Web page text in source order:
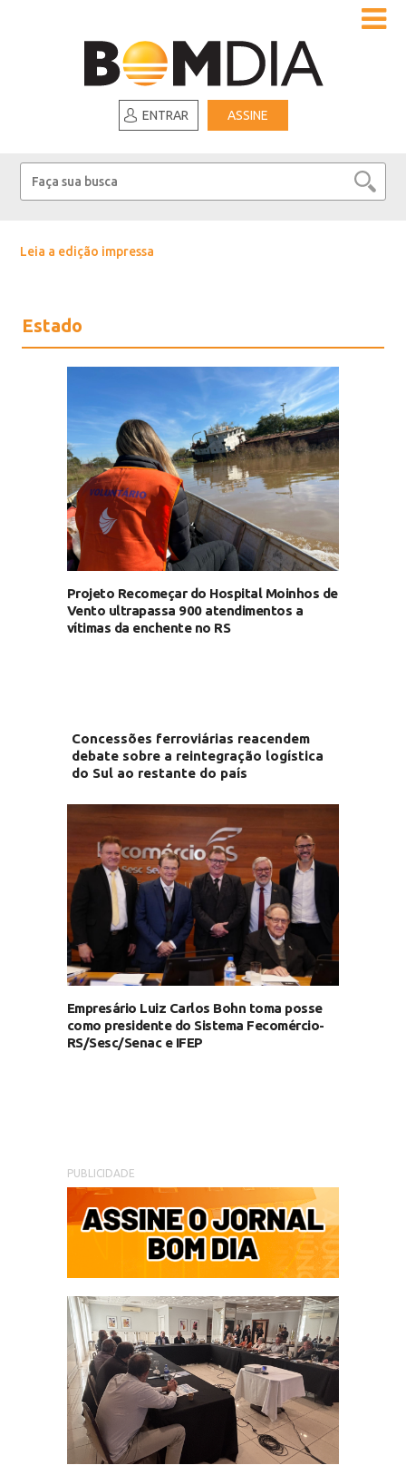
ENTRAR ASSINE
Leia a edição impressa
Estado
Projeto Recomeçar do Hospital Moinhos de
Vento ultrapassa 900 atendimentos a
vítimas da enchente no RS
Concessões ferroviárias reacendem
debate sobre a reintegração logística
do Sul ao restante do país
Empresário Luiz Carlos Bohn toma posse
como presidente do Sistema Fecomércio-
RS/Sesc/Senac e IFEP
PUBLICIDADE